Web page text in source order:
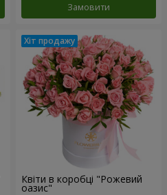
Замовити
Квіти в коробці "Рожевий
оазис"